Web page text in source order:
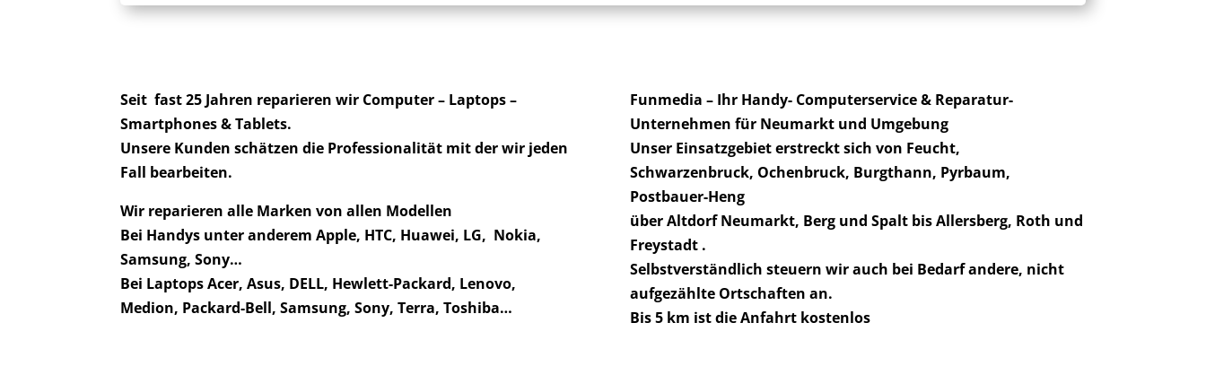
Seit fast 25 Jahren reparieren wir Computer – Laptops –
Smartphones & Tablets.
Unsere Kunden schätzen die Professionalität mit der wir jeden
Fall bearbeiten.
Wir reparieren alle Marken von allen Modellen
Bei Handys unter anderem Apple, HTC, Huawei, LG, Nokia,
Samsung, Sony…
Bei Laptops Acer, Asus, DELL, Hewlett-Packard, Lenovo,
Medion, Packard-Bell, Samsung, Sony, Terra, Toshiba…
Funmedia – Ihr Handy- Computerservice & Reparatur-
Unternehmen für Neumarkt und Umgebung
Unser Einsatzgebiet erstreckt sich von Feucht,
Schwarzenbruck, Ochenbruck, Burgthann, Pyrbaum,
Postbauer-Heng
über Altdorf Neumarkt, Berg und Spalt bis Allersberg, Roth und
Freystadt .
Selbstverständlich steuern wir auch bei Bedarf andere, nicht
aufgezählte Ortschaften an.
Bis 5 km ist die Anfahrt kostenlos